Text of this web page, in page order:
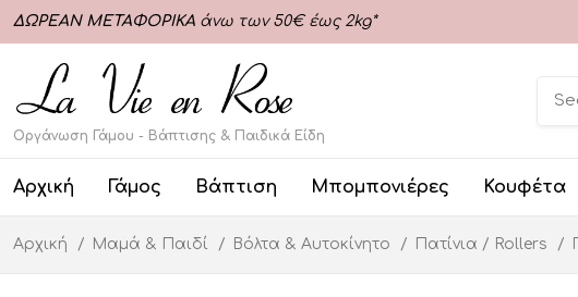
ΔΩΡΕΑΝ ΜΕΤΑΦΟΡΙΚΑ άνω των 50€ έως 2kg*
Οργάνωση Γάμου - Βάπτισης & Παιδικά Είδη
Αρχική Γάμος Βάπτιση Μπομπονιέρες Κουφέτα
Αρχική Μαμά & Παιδί Βόλτα & Αυτοκίνητο Πατίνια / Rollers